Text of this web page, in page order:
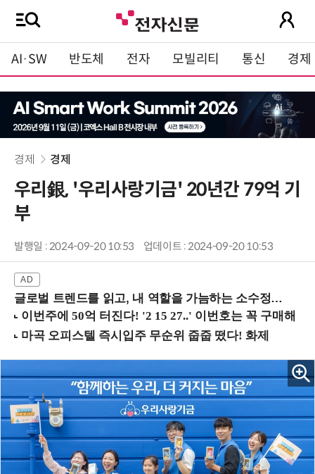
AI·SW 반도체 전자 모빌리티 통신 경제
경제 경제
우리銀, '우리사랑기금' 20년간 79억 기
부
발행일 : 2024-09-20 10:53 업데이트 : 2024-09-20 10:53
글로벌 트렌드를 읽고, 내 역할을 가늠하는 소수정예 실습 워크숍 (8/28 신논현역)